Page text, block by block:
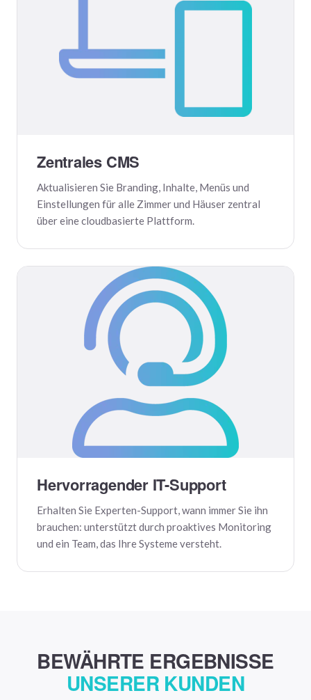
Zentrales CMS
Aktualisieren Sie Branding, Inhalte, Menüs und
Einstellungen für alle Zimmer und Häuser zentral
über eine cloudbasierte Plattform.
Hervorragender IT-Support
Erhalten Sie Experten-Support, wann immer Sie ihn
brauchen: unterstützt durch proaktives Monitoring
und ein Team, das Ihre Systeme versteht.
BEWÄHRTE ERGEBNISSE
UNSERER KUNDEN